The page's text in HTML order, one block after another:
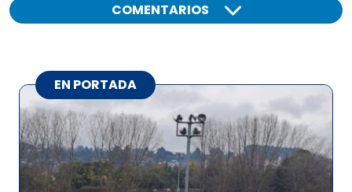
COMENTARIOS
EN PORTADA